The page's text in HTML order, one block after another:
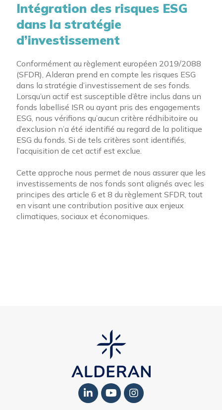
Intégration des risques ESG
dans la stratégie
d’investissement
Conformément au règlement européen 2019/2088
(SFDR), Alderan prend en compte les risques ESG
dans la stratégie d’investissement de ses fonds.
Lorsqu’un actif est susceptible d’être inclus dans un
fonds labellisé ISR ou ayant pris des engagements
ESG, nous vérifions qu’aucun critère rédhibitoire ou
d’exclusion n’a été identifié au regard de la politique
ESG du fonds. Si de tels critères sont identifiés,
l’acquisition de cet actif est exclue.
Cette approche nous permet de nous assurer que les
investissements de nos fonds sont alignés avec les
principes des article 6 et 8 du règlement SFDR, tout
en visant une contribution positive aux enjeux
climatiques, sociaux et économiques.